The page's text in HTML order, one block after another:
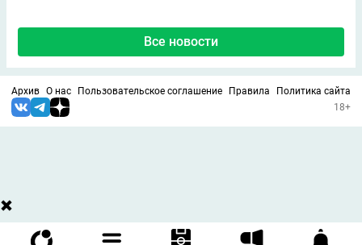
Все новости
Архив О нас Пользовательское соглашение Правила
Политика сайта
18+